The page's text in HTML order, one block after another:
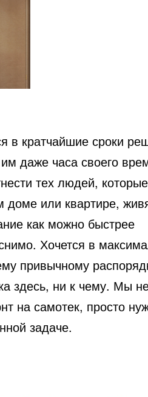
в кратчайшие сроки
даже часа своего
тех людей, которые
или квартире,
как можно быстрее
Хочется в
привычному
здесь, ни к чему. Мы
на самотек, просто
задаче.